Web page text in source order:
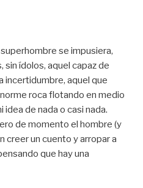
se impusiera,
sin ídolos, aquel capaz de
incertidumbre, aquel que
roca flotando en medio
de nada o casi nada.
de momento el hombre (y
creer un cuento y arropar a
que hay una